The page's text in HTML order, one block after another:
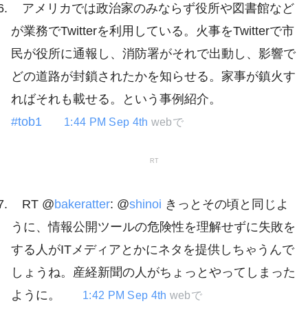
アメリカでは政治家のみならず役所や図書館など
が業務でTwitterを利用している。火事をTwitterで市
民が役所に通報し、消防署がそれで出動し、影響で
どの道路が封鎖されたかを知らせる。家事が鎮火す
ればそれも載せる。という事例紹介。
#tob1
1:44 PM Sep 4th webで
RT
RT @bakeratter: @shinoi きっとその頃と同じよ
うに、情報公開ツールの危険性を理解せずに失敗を
する人がITメディアとかにネタを提供しちゃうんで
しょうね。産経新聞の人がちょっとやってしまった
ように。
1:42 PM Sep 4th webで